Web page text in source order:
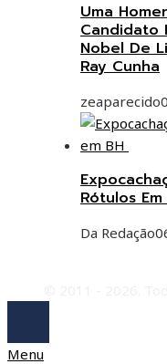
Uma
Candidato
Nobel De
Ray Cunha
zeaparecido
Rótulos
Da Redação
Menu